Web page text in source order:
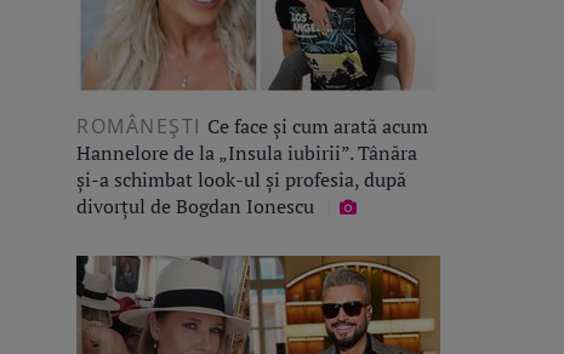
ROMÂNEŞTI Ce face și cum arată acum
Hannelore de la „Insula iubirii”. Tânăra
și-a schimbat look-ul și profesia, după
divorțul de Bogdan Ionescu